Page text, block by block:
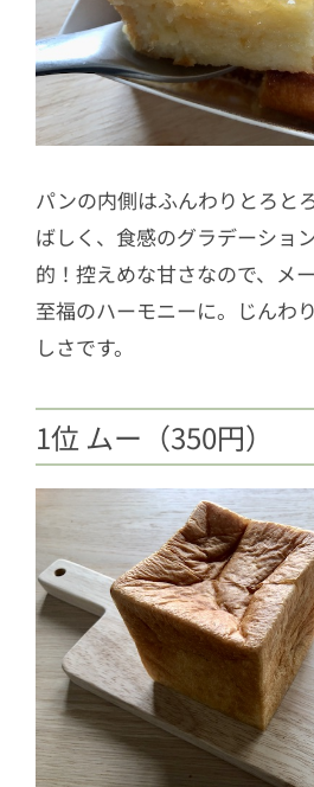
パンの内側はふんわりとろと
ばしく、食感のグラデーショ
的！控えめな甘さなので、メ
至福のハーモニーに。じんわ
しさです。
1位 ムー（350円）